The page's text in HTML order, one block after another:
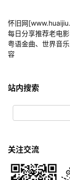
怀旧网
每日分享推荐老电
粤语金曲、世界音
容
站内搜索
关注交流